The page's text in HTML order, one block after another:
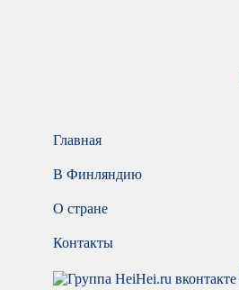
Главная
В Финляндию
О стране
Контакты